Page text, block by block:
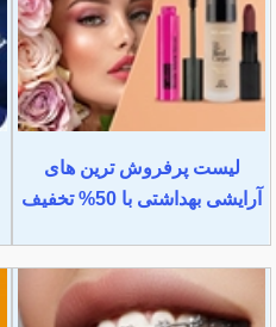
لیست پرفروش ترین های
آرایشی بهداشتی با 50% تخفیف